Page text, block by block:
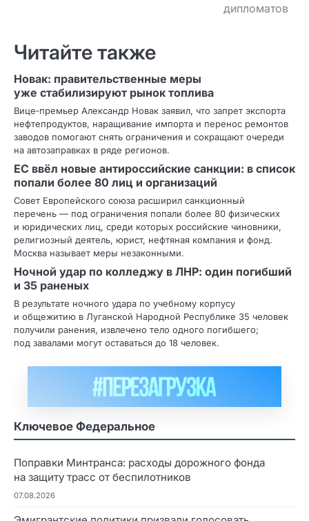
дипломатов
Читайте также
Новак: правительственные меры
уже стабилизируют рынок топлива
Вице‑премьер Александр Новак заявил, что запрет экспорта
нефтепродуктов, наращивание импорта и перенос ремонтов
заводов помогают снять ограничения и сокращают очереди
на автозаправках в ряде регионов.
ЕС ввёл новые антироссийские санкции: в список
попали более 80 лиц и организаций
Совет Европейского союза расширил санкционный
перечень — под ограничения попали более 80 физических
и юридических лиц, среди которых российские чиновники,
религиозный деятель, юрист, нефтяная компания и фонд.
Москва называет меры незаконными.
Ночной удар по колледжу в ЛНР: один погибший
и 35 раненых
В результате ночного удара по учебному корпусу
и общежитию в Луганской Народной Республике 35 человек
получили ранения, извлечено тело одного погибшего;
под завалами могут оставаться до 18 человек.
Ключевое Федеральное
Поправки Минтранса: расходы дорожного фонда
на защиту трасс от беспилотников
07.08.2026